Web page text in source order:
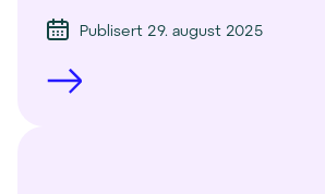
Publisert 29. august 2025